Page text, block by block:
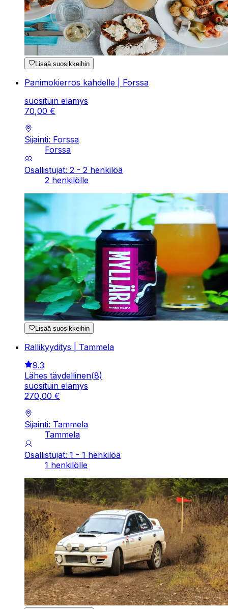
Lisää suosikkeihin
Panimokierros kahdelle | Forssa
suosituin elämys
70,00 €
Sijainti: Forssa
Forssa
Osallistujat: 2 - 2 henkilöä
2 henkilölle
Lisää suosikkeihin
Rallikyyditys | Tammela
9.3
Lähes täydellinen(8)
suosituin elämys
270,00 €
Sijainti: Tammela
Tammela
Osallistujat: 1 - 1 henkilöä
1 henkilölle